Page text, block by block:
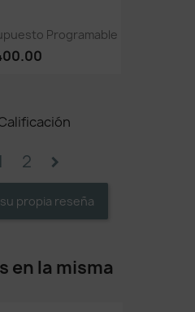
Programable
2 chevron_right
propia reseña
en la misma